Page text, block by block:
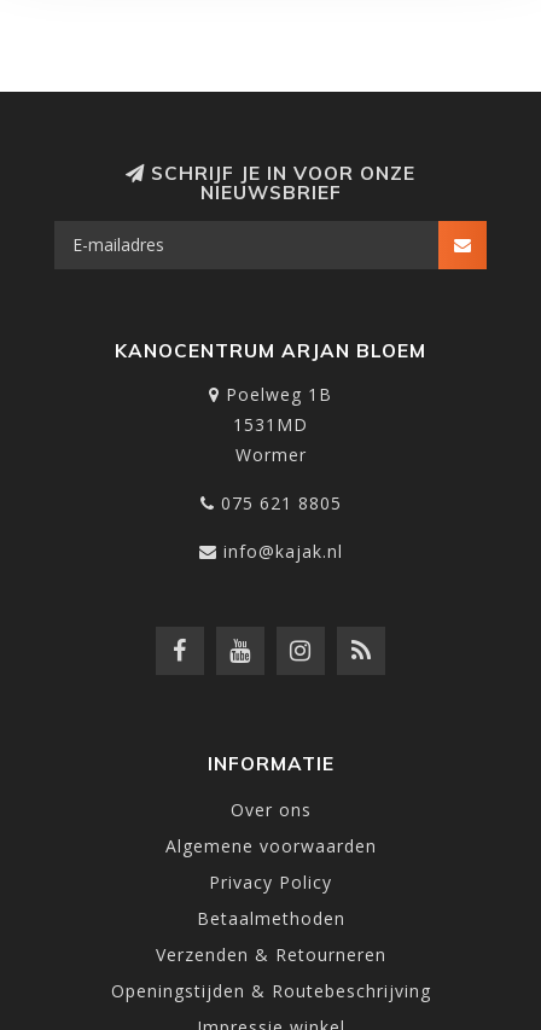
SCHRIJF JE IN VOOR ONZE
NIEUWSBRIEF
KANOCENTRUM ARJAN BLOEM
Poelweg 1B
1531MD
Wormer
075 621 8805
info@kajak.nl
INFORMATIE
Over ons
Algemene voorwaarden
Privacy Policy
Betaalmethoden
Verzenden & Retourneren
Openingstijden & Routebeschrijving